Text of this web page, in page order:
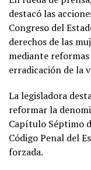
destacó las
Congreso del
derechos de las
mediante
erradicación de la
La legisladora
reformar la
Capítulo Séptimo
Código Penal del
forzada.